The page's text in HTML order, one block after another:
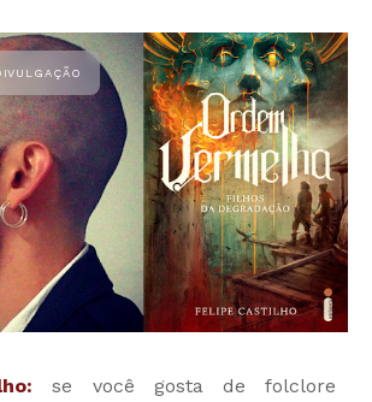
se você gosta de folclore